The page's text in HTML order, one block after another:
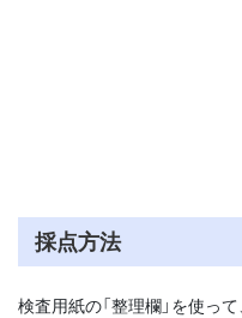
採点方法
検査用紙の「整理欄」を使っ